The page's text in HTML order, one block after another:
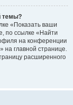
темы?
«Показать ваши
по ссылке «Найти
на конференции
главной странице.
расширенного